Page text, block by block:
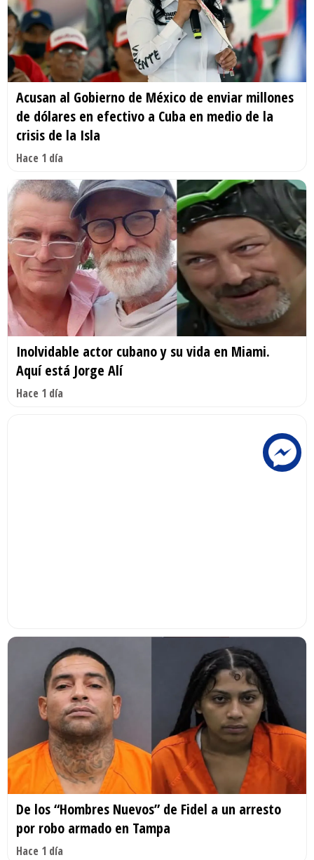
Acusan al Gobierno de México de enviar millones
de dólares en efectivo a Cuba en medio de la
crisis de la Isla
Hace 1 día
Inolvidable actor cubano y su vida en Miami.
Aquí está Jorge Alí
Hace 1 día
De los “Hombres Nuevos” de Fidel a un arresto
por robo armado en Tampa
Hace 1 día